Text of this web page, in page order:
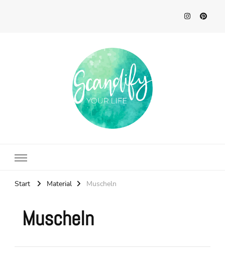
Start Material Muscheln
Muscheln